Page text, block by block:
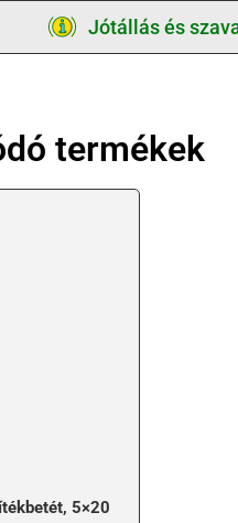
Jótállás és
termékek
5×20